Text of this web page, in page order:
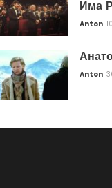
Има
Anton
Anton